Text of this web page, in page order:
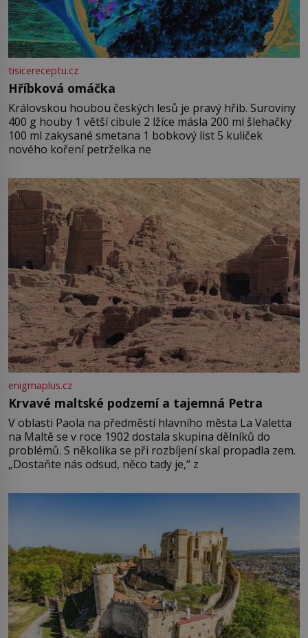
tisicereceptu.cz
Hříbková omáčka
Královskou houbou českých lesů je pravý hřib. Suroviny
400 g houby 1 větší cibule 2 lžíce másla 200 ml šlehačky
100 ml zakysané smetana 1 bobkový list 5 kuliček
nového koření petrželka ne
enigmaplus.cz
Krvavé maltské podzemí a tajemná Petra
V oblasti Paola na předměstí hlavního města La Valetta
na Maltě se v roce 1902 dostala skupina dělníků do
problémů. S několika se při rozbíjení skal propadla zem.
„Dostaňte nás odsud, něco tady je,“ z